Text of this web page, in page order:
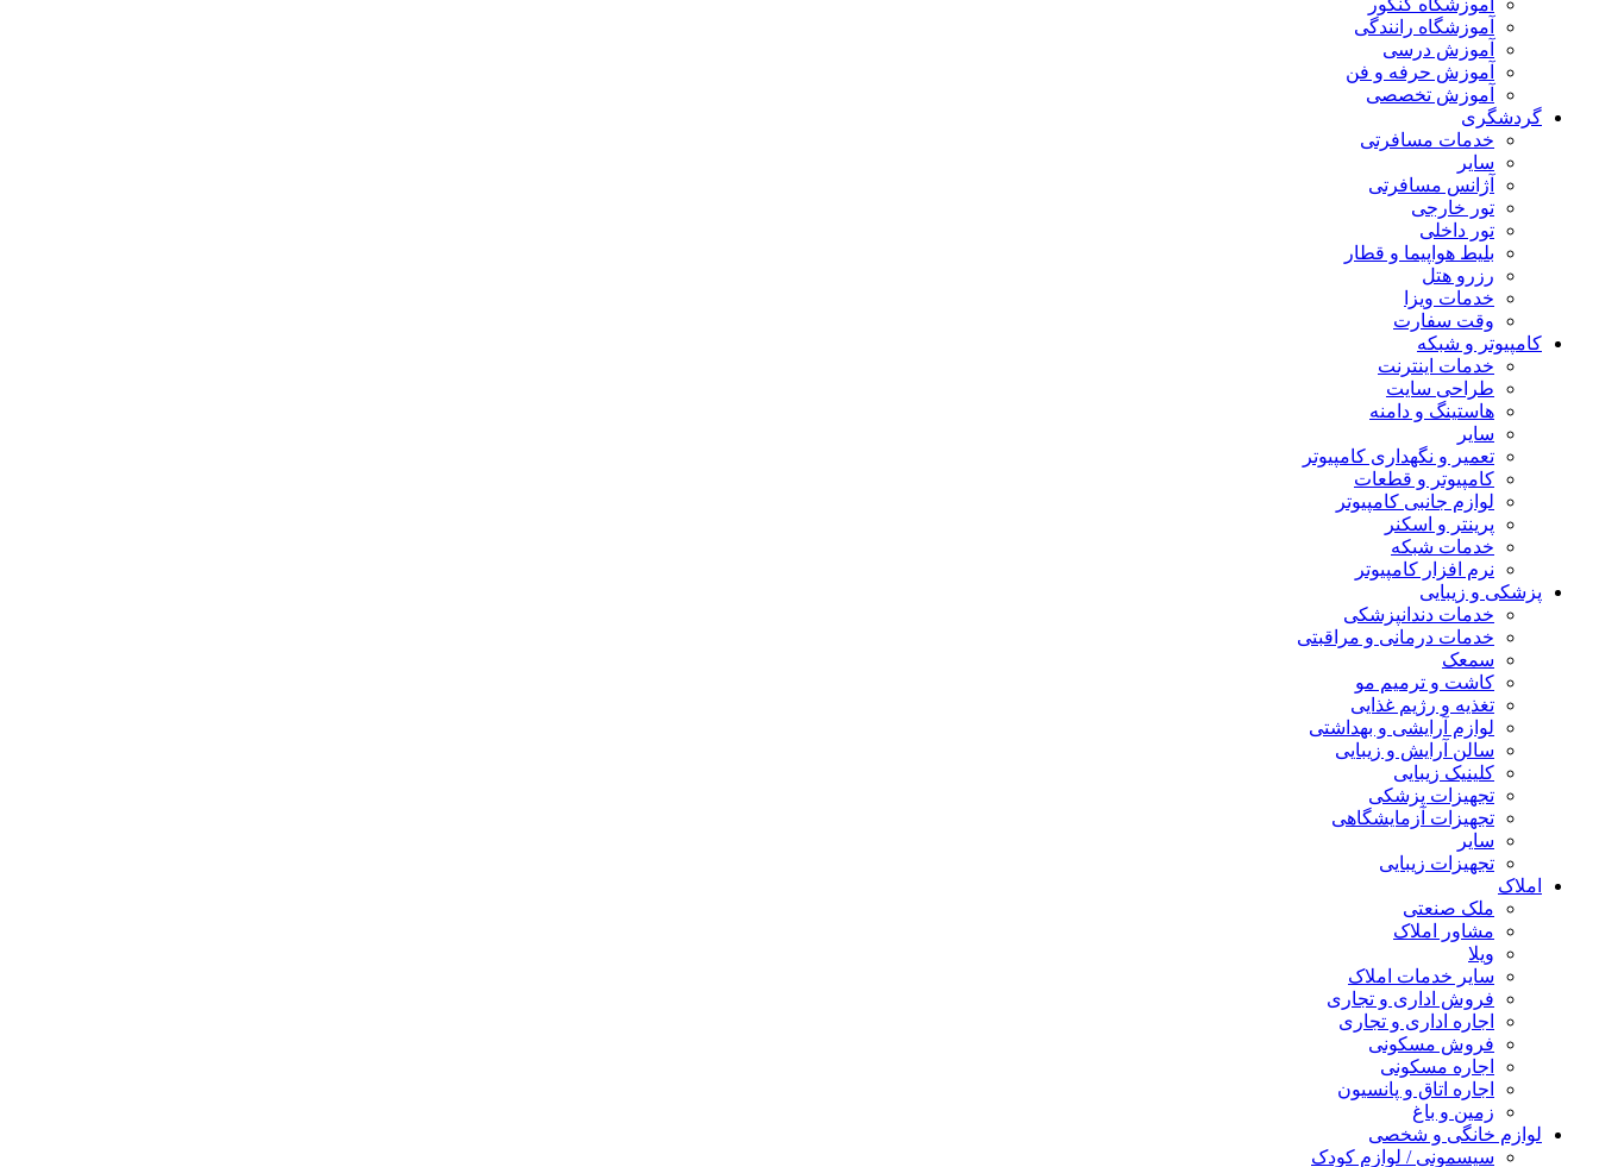
آموزشگاه کنکور
آموزشگاه رانندگی
آموزش درسی
آموزش حرفه و فن
آموزش تخصصی
گردشگری
خدمات مسافرتی
سایر
آژانس مسافرتی
تور خارجی
تور داخلی
بلیط هواپیما و قطار
رزرو هتل
خدمات ویزا
وقت سفارت
کامپیوتر و شبکه
خدمات اینترنت
طراحی سایت
هاستینگ و دامنه
سایر
تعمیر و نگهداری کامپیوتر
کامپیوتر و قطعات
لوازم جانبی کامپیوتر
پرینتر و اسکنر
خدمات شبکه
نرم افزار کامپیوتر
پزشکی و زیبایی
خدمات دندانپزشکی
خدمات درمانی و مراقبتی
سمعک
کاشت و ترمیم مو
تغذیه و رژیم غذایی
لوازم آرایشی و بهداشتی
سالن آرایش و زیبایی
کلینیک زیبایی
تجهیزات پزشکی
تجهیزات آزمایشگاهی
سایر
تجهیزات زیبایی
املاک
ملک صنعتی
مشاور املاک
ویلا
سایر خدمات املاک
فروش اداری و تجاری
اجاره اداری و تجاری
فروش مسکونی
اجاره مسکونی
اجاره اتاق و پانسیون
زمین و باغ
لوازم خانگی و شخصی
سیسمونی / لوازم کودک